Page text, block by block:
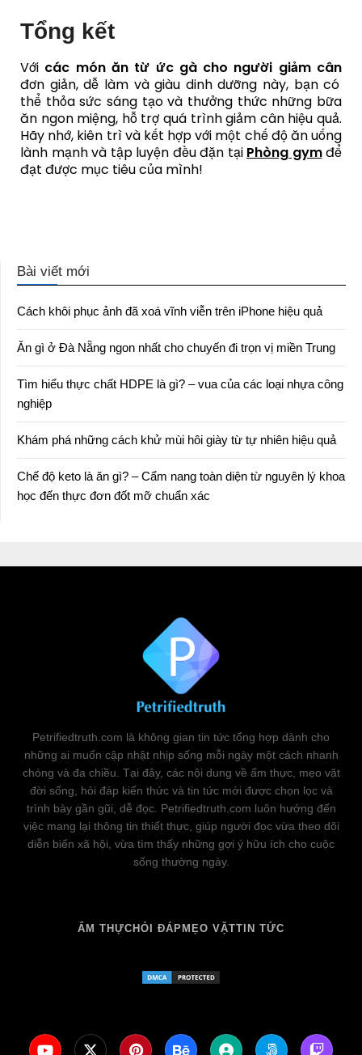
Tổng kết
Với các món ăn từ ức gà cho người giảm cân
đơn giản, dễ làm và giàu dinh dưỡng này, bạn có
thể thỏa sức sáng tạo và thưởng thức những bữa
ăn ngon miệng, hỗ trợ quá trình giảm cân hiệu quả.
Hãy nhớ, kiên trì và kết hợp với một chế độ ăn uống
lành mạnh và tập luyện đều đặn tại Phòng gymđể
đạt được mục tiêu của mình!
Bài viết mới
Cách khôi phục ảnh đã xoá vĩnh viễn trên iPhone hiệu quả
Ăn gì ở Đà Nẵng ngon nhất cho chuyến đi trọn vị miền Trung
Tìm hiểu thực chất HDPE là gì? – vua của các loại nhựa công
nghiệp
Khám phá những cách khử mùi hôi giày từ tự nhiên hiệu quả
Chế độ keto là ăn gì? – Cẩm nang toàn diện từ nguyên lý khoa
học đến thực đơn đốt mỡ chuẩn xác
Petrifiedtruth.com là không gian tin tức tổng hợp dành cho
những ai muốn cập nhật nhịp sống mỗi ngày một cách nhanh
chóng và đa chiều. Tại đây, các nội dung về ẩm thực, mẹo vặt
đời sống, hỏi đáp kiến thức và tin tức mới được chọn lọc và
trình bày gần gũi, dễ đọc. Petrifiedtruth.com luôn hướng đến
việc mang lại thông tin thiết thực, giúp người đọc vừa theo dõi
diễn biến xã hội, vừa tìm thấy những gợi ý hữu ích cho cuộc
sống thường ngày.
ẨM THỰCHỎI ĐÁPMẸO VẶTTIN TỨC